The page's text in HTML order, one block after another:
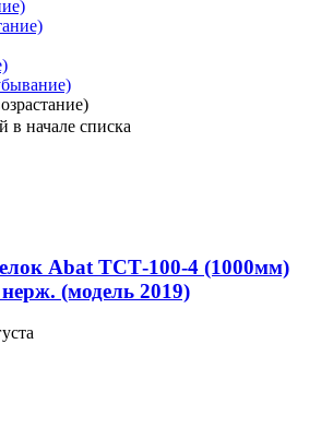
в начале списка
Abat ТСТ-100-4 (1000мм)
(модель 2019)